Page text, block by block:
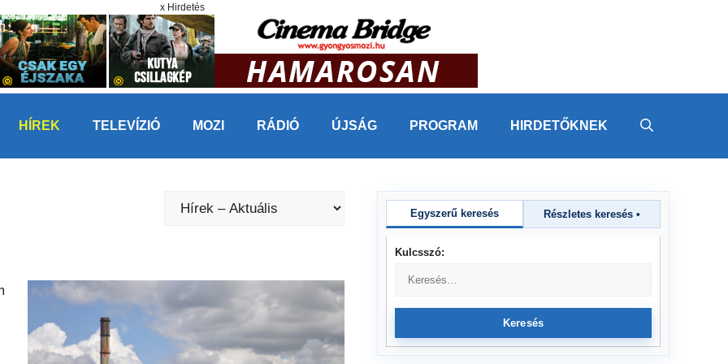
x Hirdetés
HÍREK TELEVÍZIÓ MOZI RÁDIÓ ÚJSÁG PROGRAM HIRDETŐKNEK
Kategóriák
Egyszerű keresés Részletes keresés •
Kulcsszó:
Keresés